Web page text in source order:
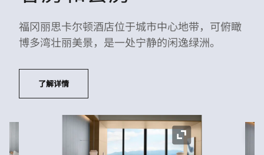
福冈丽思卡尔顿酒店位于城市中心地带，可俯瞰
博多湾壮丽美景，是一处宁静的闲逸绿洲。
了解详情
展开图标